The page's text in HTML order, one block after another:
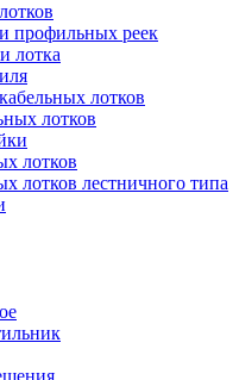
профильных реек
лотка
лотков
лотков
лотков
лотков лестничного типа